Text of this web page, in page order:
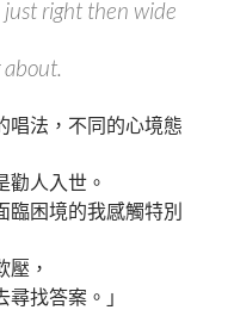
right then wide
唱法，不同的心境態
勸人入世。
困境的我感觸特別
壓，
找答案。」